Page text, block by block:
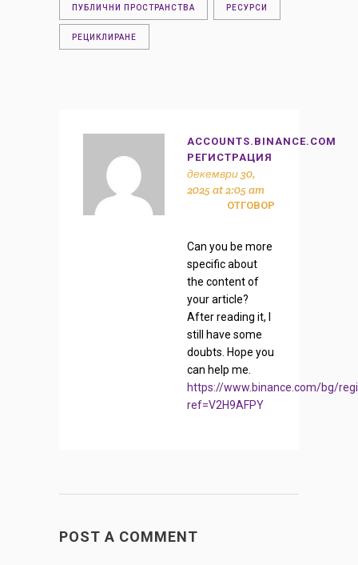
ПУБЛИЧНИ ПРОСТРАНСТВА РЕСУРСИ
РЕЦИКЛИРАНЕ
ACCOUNTS.BINANCE.COM
РЕГИСТРАЦИЯ
декември 30,
2025 at 2:05 am
ОТГОВОР
Can you be more
specific about
the content of
your article?
After reading it, I
still have some
doubts. Hope you
can help me.
https://www.binance.com/bg/
ref=V2H9AFPY
POST A COMMENT